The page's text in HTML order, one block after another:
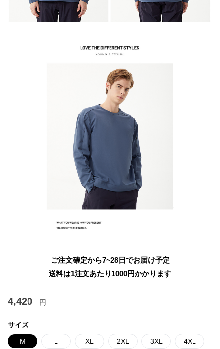
ご注文確定から7~28日でお届け予定
送料は1注文あたり 1000円かかります
4,420 円
サイズ
M L XL 2XL 3XL 4XL